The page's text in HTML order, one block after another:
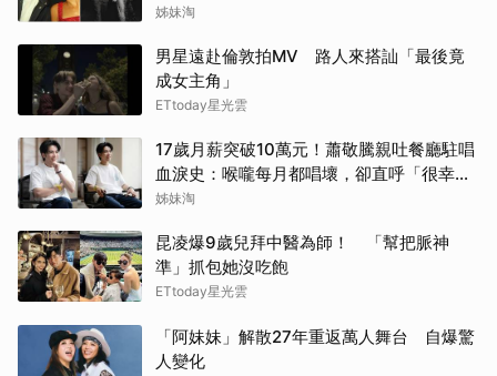
姊妹淘
男星遠赴倫敦拍MV 路人來搭訕「最後竟
成女主角」
ETtoday星光雲
17歲月薪突破10萬元！蕭敬騰親吐餐廳駐唱
血淚史：喉嚨每月都唱壞，卻直呼「很幸
福」
姊妹淘
昆凌爆9歲兒拜中醫為師！ 「幫把脈神
準」抓包她沒吃飽
ETtoday星光雲
「阿妹妹」解散27年重返萬人舞台 自爆驚
人變化